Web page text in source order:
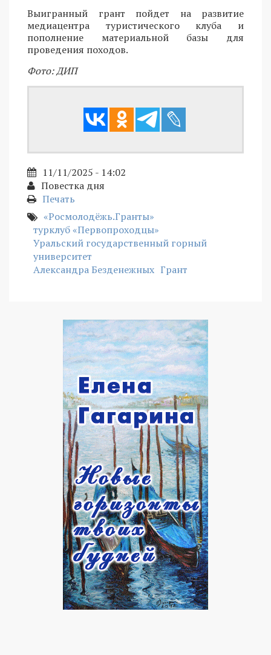
Выигранный грант пойдет на развитие
медиацентра туристического клуба и
пополнение материальной базы для
проведения походов.
Фото: ДИП
11/11/2025 - 14:02
Повестка дня
Печать
«Росмолодёжь.Гранты»
турклуб «Первопроходцы»
Уральский государственный горный
университет
Александра Безденежных Грант